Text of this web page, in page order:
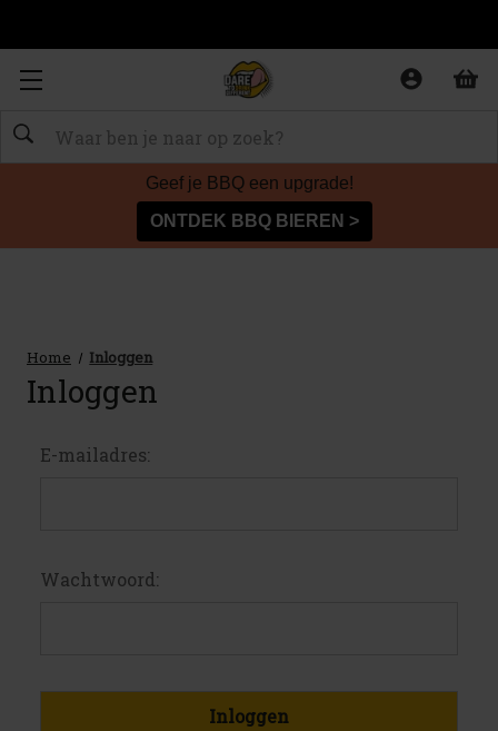
Zoeken
Geef je BBQ een upgrade!
ONTDEK BBQ BIEREN >
Home Inloggen
Inloggen
E-mailadres:
Wachtwoord: